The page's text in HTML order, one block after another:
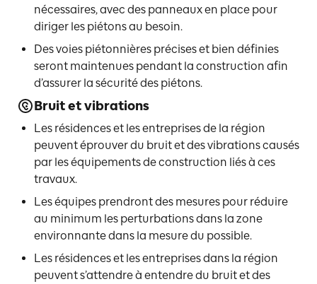
nécessaires, avec des panneaux en place pour
diriger les piétons au besoin.
Des voies piétonnières précises et bien définies
seront maintenues pendant la construction afin
d’assurer la sécurité des piétons.
Bruit et vibrations
Les résidences et les entreprises de la région
peuvent éprouver du bruit et des vibrations causés
par les équipements de construction liés à ces
travaux.
Les équipes prendront des mesures pour réduire
au minimum les perturbations dans la zone
environnante dans la mesure du possible.
Les résidences et les entreprises dans la région
peuvent s’attendre à entendre du bruit et des